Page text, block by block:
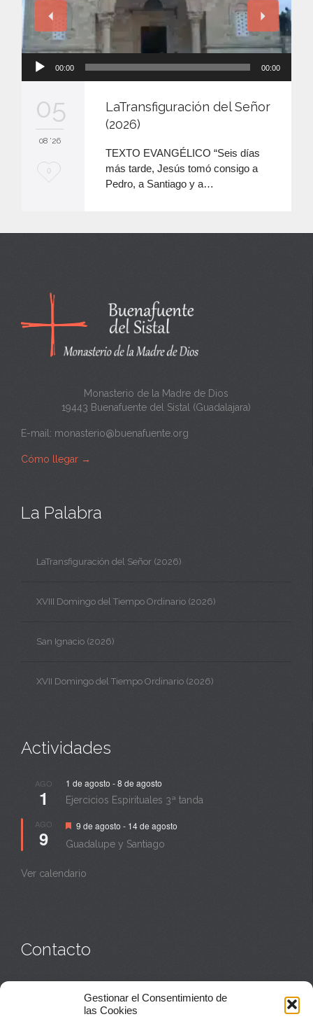
Gestionar el Consentimiento de
las Cookies
00:00 00:00
05
08 '26
M
n
a
0
LaTransfiguración del Señor
(2026)
TEXTO EVANGÉLICO “Seis días
más tarde, Jesús tomó consigo a
Pedro, a Santiago y a…
Monasterio de la Madre de Dios
19443 Buenafuente del Sistal (Guadalajara)
E-mail: monasterio@buenafuente.org
Cómo llegar →
La Palabra
LaTransfiguración del Señor (2026)
XVIII Domingo del Tiempo Ordinario (2026)
San Ignacio (2026)
XVII Domingo del Tiempo Ordinario (2026)
Actividades
AGO
1
1 de agosto -8 de agosto
Ejercicios Espirituales 3ª tanda
AGO
9
Destacado
9 de agosto - 14 de agosto
Guadalupe y Santiago
Ver calendario
Contacto
Casa de acogida:609 423 521o949 835 058
Parroquia y sacerdotes:949 835 111